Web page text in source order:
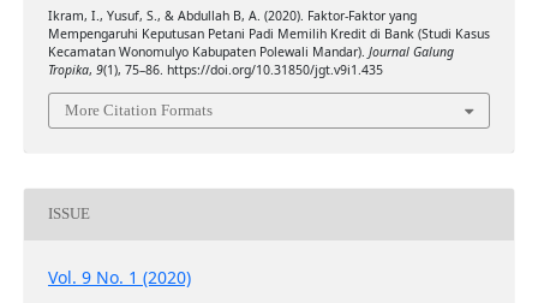
Ikram, I., Yusuf, S., & Abdullah B, A. (2020). Faktor-Faktor yang
Mempengaruhi Keputusan Petani Padi Memilih Kredit di Bank (Studi Kasus
Kecamatan Wonomulyo Kabupaten Polewali Mandar). Journal Galung
Tropika, 9(1), 75–86. https://doi.org/10.31850/jgt.v9i1.435
More Citation Formats
ISSUE
Vol. 9 No. 1 (2020)